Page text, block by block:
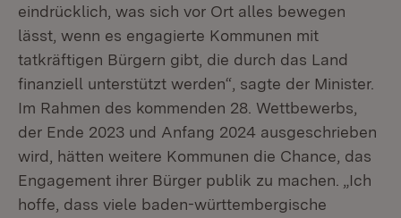
eindrücklich, was sich vor Ort alles bewegen
lässt, wenn es engagierte Kommunen mit
tatkräftigen Bürgern gibt, die durch das Land
finanziell unterstützt werden“, sagte der Minister.
Im Rahmen des kommenden 28. Wettbewerbs,
der Ende 2023 und Anfang 2024 ausgeschrieben
wird, hätten weitere Kommunen die Chance, das
Engagement ihrer Bürger publik zu machen. „Ich
hoffe, dass viele baden-württembergische